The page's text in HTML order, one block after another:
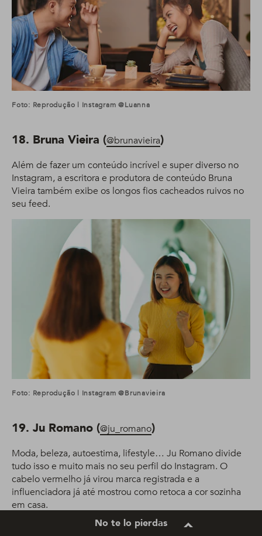
Foto: Reprodução | Instagram @luanna
18. Bruna Vieira (@brunavieira)
Além de fazer um conteúdo incrível e super diverso no
Instagram, a escritora e produtora de conteúdo Bruna
Vieira também exibe os longos fios cacheados ruivos no
seu feed.
Foto: Reprodução | Instagram @brunavieira
19. Ju Romano (@ju_romano)
Moda, beleza, autoestima, lifestyle… Ju Romano divide
tudo isso e muito mais no seu perfil do Instagram. O
cabelo vermelho já virou marca registrada e a
influenciadora já até mostrou como retoca a cor sozinha
em casa.
No te lo pierdas